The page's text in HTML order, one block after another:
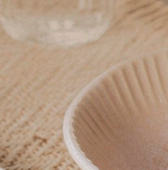
Studio
com um design totalmente
branco, impermeável e